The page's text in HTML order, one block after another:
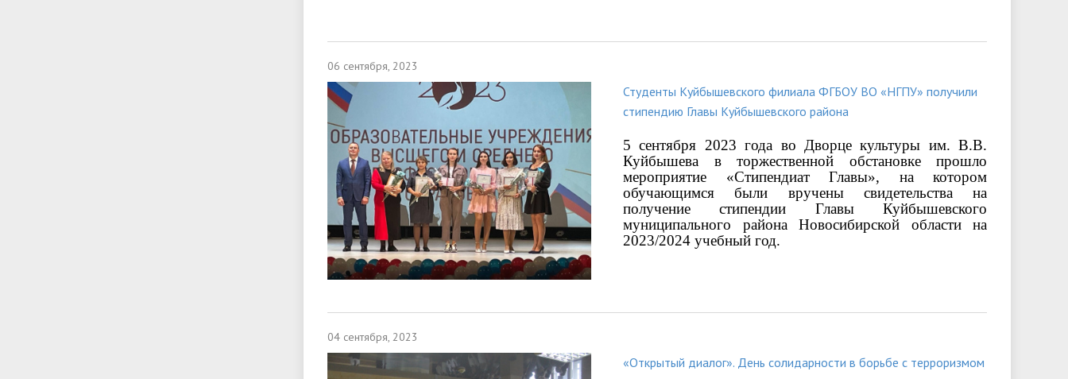
06 сентября, 2023
Студенты Куйбышевского филиала ФГБОУ ВО «НГПУ» получили
стипендию Главы Куйбышевского района
5 сентября 2023 года во Дворце культуры им. В.В.
Куйбышева в торжественной обстановке прошло
мероприятие «Стипендиат Главы», на котором
обучающимся были вручены свидетельства на
получение стипендии Главы Куйбышевского
муниципального района Новосибирской области на
2023/2024 учебный год.
04 сентября, 2023
«Открытый диалог». День солидарности в борьбе с терроризмом